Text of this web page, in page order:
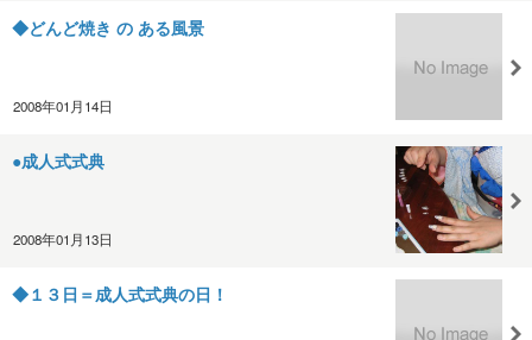
◆どんど焼き の ある風景
2008年01月14日
●成人式式典
2008年01月13日
◆１３日＝成人式式典の日！